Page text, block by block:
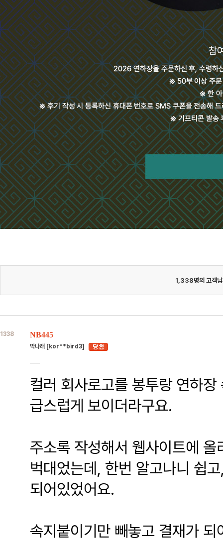
1,338명의 고객
1338 NB445
박나래 [kor**bird3]
컬러 회사로고를 봉투랑 연하
급스럽게 보이더라구요.
주소록 작성해서 웹사이트에 올
벅대었는데, 한번 알고나니 쉽
되어있었어요.
속지붙이기만 빼놓고 결재가